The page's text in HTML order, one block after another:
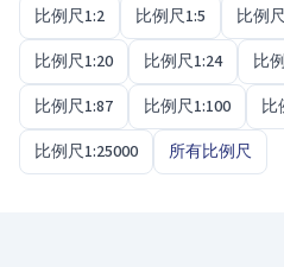
比例尺1:2 比例尺1:5 比例
比例尺1:20
比例尺1:24 比
比例尺1:87
比例尺1:100 比
比例尺1:25000
所有比例尺